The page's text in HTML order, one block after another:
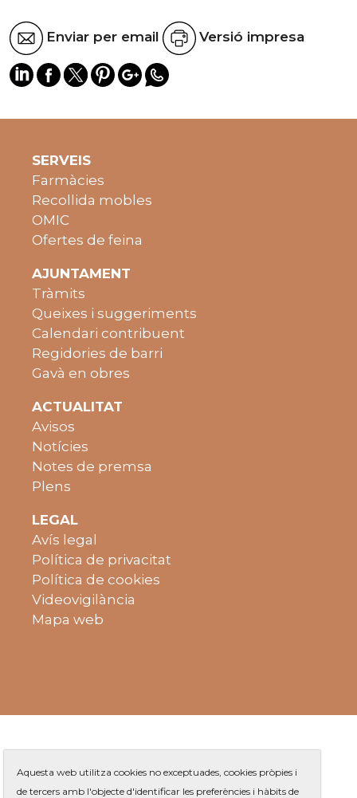
Enviar per email Versió impresa
SERVEIS
Farmàcies
Recollida mobles
OMIC
Ofertes de feina
AJUNTAMENT
Tràmits
Queixes i suggeriments
Calendari contribuent
Regidories de barri
Gavà en obres
ACTUALITAT
Avisos
Notícies
Notes de premsa
Plens
LEGAL
Avís legal
Política de privacitat
Política de cookies
Videovigilància
Mapa web
Aquesta web utilitza cookies no exceptuades, cookies pròpies i
de tercers amb l'objecte d'identificar les preferències i hàbits de